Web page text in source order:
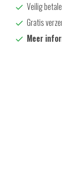
Veilig
Gratis
Meer